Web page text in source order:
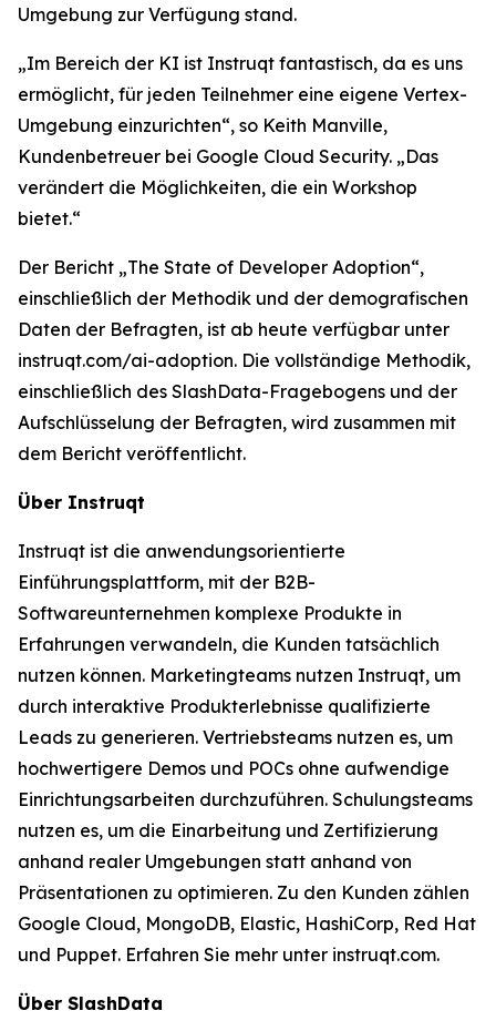
Umgebung zur Verfügung stand.
„Im Bereich der KI ist Instruqt fantastisch, da es uns
ermöglicht, für jeden Teilnehmer eine eigene Vertex-
Umgebung einzurichten“, so Keith Manville,
Kundenbetreuer bei Google Cloud Security. „Das
verändert die Möglichkeiten, die ein Workshop
bietet.“
Der Bericht „The State of Developer Adoption“,
einschließlich der Methodik und der demografischen
Daten der Befragten, ist ab heute verfügbar unter
instruqt.com/ai-adoption. Die vollständige Methodik,
einschließlich des SlashData-Fragebogens und der
Aufschlüsselung der Befragten, wird zusammen mit
dem Bericht veröffentlicht.
Über Instruqt
Instruqt ist die anwendungsorientierte
Einführungsplattform, mit der B2B-
Softwareunternehmen komplexe Produkte in
Erfahrungen verwandeln, die Kunden tatsächlich
nutzen können. Marketingteams nutzen Instruqt, um
durch interaktive Produkterlebnisse qualifizierte
Leads zu generieren. Vertriebsteams nutzen es, um
hochwertigere Demos und POCs ohne aufwendige
Einrichtungsarbeiten durchzuführen. Schulungsteams
nutzen es, um die Einarbeitung und Zertifizierung
anhand realer Umgebungen statt anhand von
Präsentationen zu optimieren. Zu den Kunden zählen
Google Cloud, MongoDB, Elastic, HashiCorp, Red Hat
und Puppet. Erfahren Sie mehr unter instruqt.com.
Über SlashData